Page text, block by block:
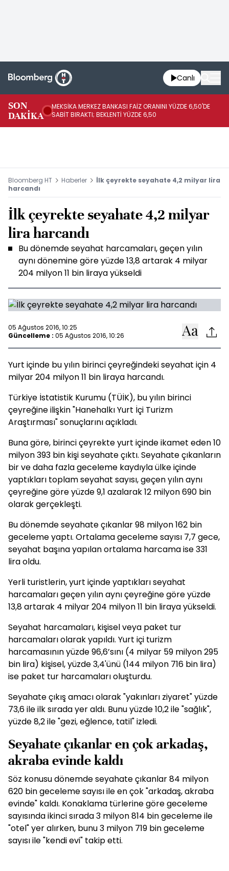
Canlı
SON
DAKİKA
MEKSİKA MERKEZ BANKASI FAİZ ORANINI YÜZDE 6,50'DE
SABİT BIRAKTI; BEKLENTİ YÜZDE 6,50
Bloomberg HT Haberler
İlk çeyrekte seyahate 4,2 milyar lira
harcandı
İlk çeyrekte seyahate 4,2 milyar
lira harcandı
Bu dönemde seyahat harcamaları, geçen yılın
aynı dönemine göre yüzde 13,8 artarak 4 milyar
204 milyon 11 bin liraya yükseldi
05 Ağustos 2016, 10:25
Güncelleme : 05 Ağustos 2016, 10:26
Yurt içinde bu yılın birinci çeyreğindeki seyahat için 4
milyar 204 milyon 11 bin liraya harcandı.
Türkiye İstatistik Kurumu (TÜİK), bu yılın birinci
çeyreğine ilişkin "Hanehalkı Yurt İçi Turizm
Araştırması" sonuçlarını açıkladı.
Buna göre, birinci çeyrekte yurt içinde ikamet eden 10
milyon 393 bin kişi seyahate çıktı. Seyahate çıkanların
bir ve daha fazla geceleme kaydıyla ülke içinde
yaptıkları toplam seyahat sayısı, geçen yılın aynı
çeyreğine göre yüzde 9,1 azalarak 12 milyon 690 bin
olarak gerçekleşti.
Bu dönemde seyahate çıkanlar 98 milyon 162 bin
geceleme yaptı. Ortalama geceleme sayısı 7,7 gece,
seyahat başına yapılan ortalama harcama ise 331
lira oldu.
Yerli turistlerin, yurt içinde yaptıkları seyahat
harcamaları geçen yılın aynı çeyreğine göre yüzde
13,8 artarak 4 milyar 204 milyon 11 bin liraya yükseldi.
Seyahat harcamaları, kişisel veya paket tur
harcamaları olarak yapıldı. Yurt içi turizm
harcamasının yüzde 96,6’sını (4 milyar 59 milyon 295
bin lira) kişisel, yüzde 3,4'ünü (144 milyon 716 bin lira)
ise paket tur harcamaları oluşturdu.
Seyahate çıkış amacı olarak "yakınları ziyaret" yüzde
73,6 ile ilk sırada yer aldı. Bunu yüzde 10,2 ile "sağlık",
yüzde 8,2 ile "gezi, eğlence, tatil" izledi.
Seyahate çıkanlar en çok arkadaş,
akraba evinde kaldı
Söz konusu dönemde seyahate çıkanlar 84 milyon
620 bin geceleme sayısı ile en çok "arkadaş, akraba
evinde" kaldı. Konaklama türlerine göre geceleme
sayısında ikinci sırada 3 milyon 814 bin geceleme ile
"otel" yer alırken, bunu 3 milyon 719 bin geceleme
sayısı ile "kendi evi" takip etti.